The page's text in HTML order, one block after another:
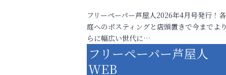
フリーペーパー芦屋人2026年4月号発行！
庭へのポスティングと店頭置きで今までよ
らに幅広い世代に…
フリーペーパー芦屋人
WEB